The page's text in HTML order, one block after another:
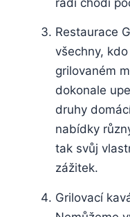
Restaurace
všechny,
grilovaném
dokonale
druhy
nabídky
tak svůj
zážitek.
Grilovací